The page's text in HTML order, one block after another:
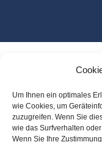
Um Ihnen ein optimales
wie Cookies, um
zuzugreifen. Wenn Sie
wie das Surfverhalten
Wenn Sie Ihre